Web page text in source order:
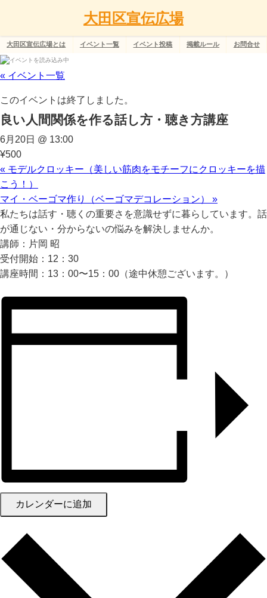
大田区宣伝広場
大田区宣伝広場とは イベント一覧 イベント投稿 掲載ルール お問合せ
« イベント一覧
このイベントは終了しました。
良い人間関係を作る話し方・聴き方講座
6月20日 @ 13:00
¥500
« モデルクロッキー（美しい筋肉をモチーフにクロッキーを描
こう！）
マイ・ベーゴマ作り（ベーゴマデコレーション） »
私たちは話す・聴くの重要さを意識せずに暮らしています。話
が通じない・分からないの悩みを解決しませんか。
講師：片岡 昭
受付開始：12：30
講座時間：13：00〜15：00（途中休憩ございます。）
カレンダーに追加